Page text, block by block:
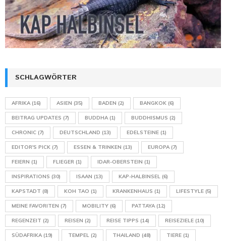
SCHLAGWÖRTER
AFRIKA(16) ASIEN (35) BADEN (2) BANGKOK (6)
BEITRAG UPDATES (7) BUDDHA(1) BUDDHISMUS (2)
CHRONIC (7) DEUTSCHLAND (13) EDELSTEINE (1)
EDITOR'S PICK (7) ESSEN & TRINKEN (13) EUROPA(7)
FEIERN (1) FLIEGER (1) IDAR-OBERSTEIN (1)
INSPIRATIONS (30) ISAAN (13) KAP-HALBINSEL (6)
KAPSTADT (8) KOH TAO (1) KRANKENHAUS (1) LIFESTYLE (5)
MEINE FAVORITEN (7) MOBILITY (6) PATTAYA(12)
REGENZEIT (2) REISEN (2) REISE TIPPS (14) REISEZIELE (10)
SÜDAFRIKA(19) TEMPEL (2) THAILAND (48) TIERE (1)